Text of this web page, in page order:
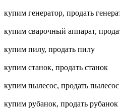
купим генератор, продать
купим сварочный аппарат,
купим пилу, продать пилу
купим станок, продать станок
купим пылесос, продать пылесос
купим рубанок, продать рубанок